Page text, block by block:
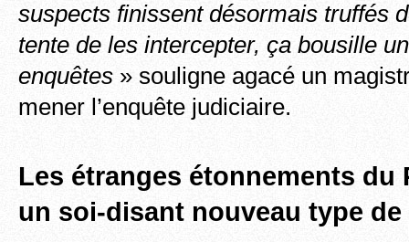
suspects finissent désormais truffés
tente de les intercepter, ça bousille
enquêtes » souligne agacé un
mener l’enquête judiciaire.
Les étranges étonnements du
un soi-disant nouveau type